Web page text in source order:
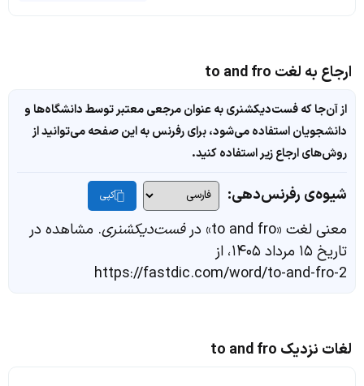
ارجاع به لغت to and fro
از آن‌جا که فست‌دیکشنری به عنوان مرجعی معتبر توسط دانشگاه‌ها و
دانشجویان استفاده می‌شود، برای رفرنس به این صفحه می‌توانید از
روش‌های ارجاع زیر استفاده کنید.
شیوه‌ی رفرنس‌دهی: کپی
معنی لغت «to and fro» در فست‌دیکشنری. مشاهده در
تاریخ ۱۵ مرداد ۱۴۰۵، از
https://fastdic.com/word/to-and-fro-2
لغات نزدیک to and fro